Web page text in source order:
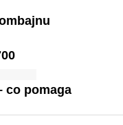
co pomaga